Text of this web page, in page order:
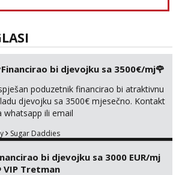
bi djevojku sa 3500€/mj🌹
poduzetnik financirao bi atraktivnu
djevojku sa 3500€ mjesečno. Kontakt
whatsapp ili email
Sugar Daddies
bi djevojku sa 3000 EUR/mj
Tretman